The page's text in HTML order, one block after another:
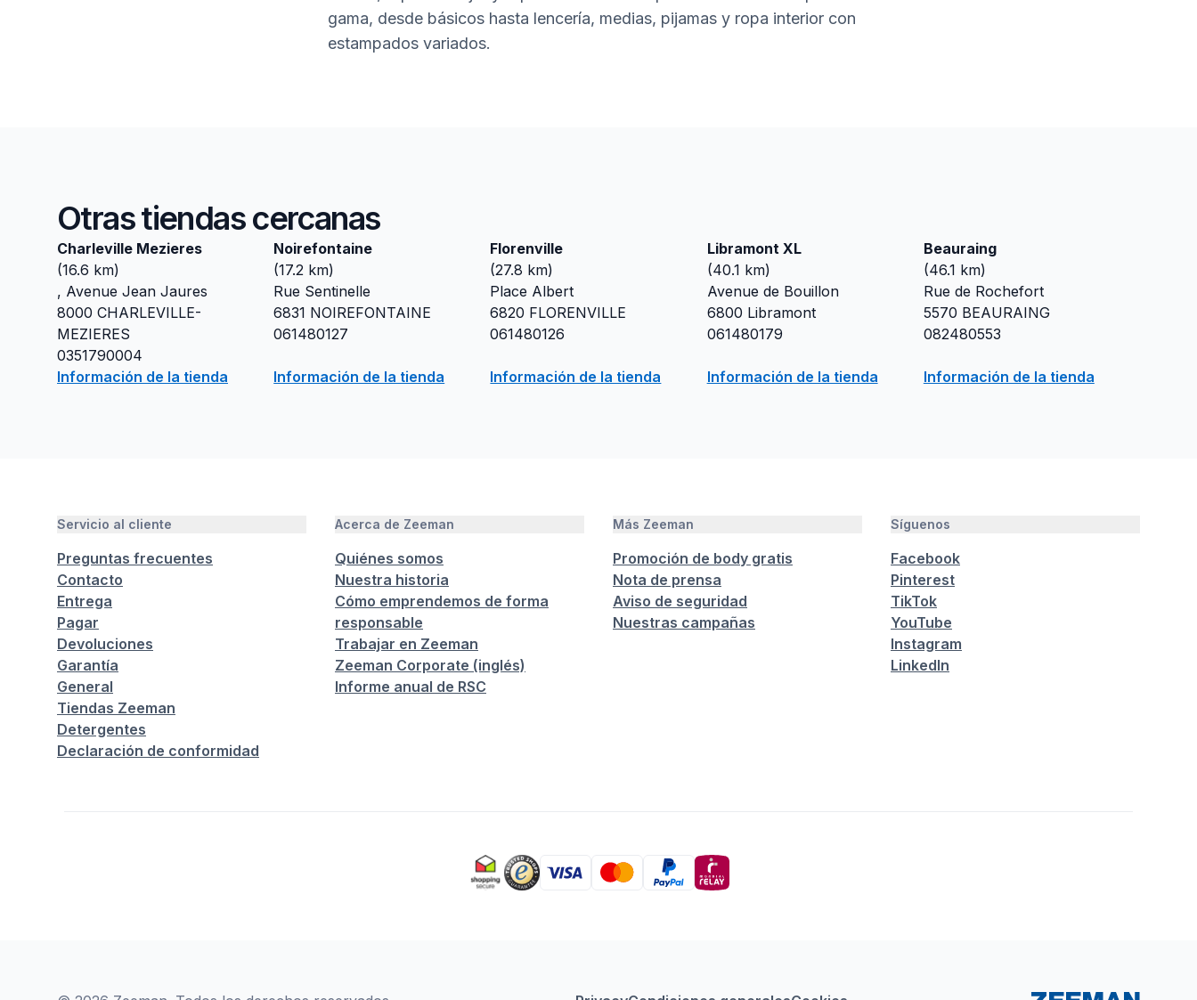
gama, desde básicos hasta lencería, medias, pijamas y ropa interior con
estampados variados.
Otras tiendas cercanas
Charleville Mezieres
(16.6 km)
, Avenue Jean Jaures
8000 CHARLEVILLE-
MEZIERES
0351790004
Información de la tienda
Noirefontaine
(17.2 km)
Rue Sentinelle
6831 NOIREFONTAINE
061480127
Información de la tienda
Florenville
(27.8 km)
Place Albert
6820 FLORENVILLE
061480126
Información de la tienda
Libramont XL
(40.1 km)
Avenue de Bouillon
6800 Libramont
061480179
Información de la tienda
Beauraing
(46.1 km)
Rue de Rochefort
5570 BEAURAING
082480553
Información de la tienda
Servicio al cliente
Preguntas frecuentes
Contacto
Entrega
Pagar
Devoluciones
Garantía
General
Tiendas Zeeman
Detergentes
Declaración de conformidad
Acerca de Zeeman
Quiénes somos
Nuestra historia
Cómo emprendemos de forma
responsable
Trabajar en Zeeman
Zeeman Corporate (inglés)
Informe anual de RSC
Más Zeeman
Promoción de body gratis
Nota de prensa
Aviso de seguridad
Nuestras campañas
Síguenos
Facebook
Pinterest
TikTok
YouTube
Instagram
LinkedIn